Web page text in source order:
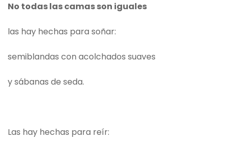
No todas las camas son iguales
las hay hechas para soñar:
semiblandas con acolchados suaves
y sábanas de seda.
Las hay hechas para reír: